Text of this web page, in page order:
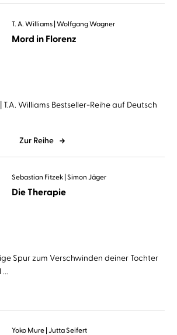
T. A. Williams Wolfgang Wagner
Mord in Florenz
T.A. Williams Bestseller-Reihe auf Deutsch
Zur Reihe
Sebastian Fitzek Simon Jäger
Die Therapie
Spur zum Verschwinden deiner Tochter
Yoko Mure Jutta Seifert